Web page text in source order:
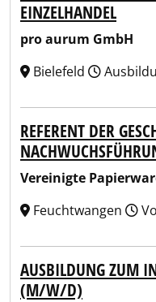
EINZELHANDEL
pro aurum GmbH
Bielefeld
REFERENT DER
Vereinigte
Feuchtwangen
AUSBILDUNG ZUM
(M/W/D)